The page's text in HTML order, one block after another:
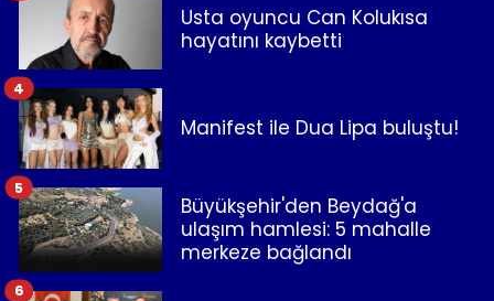
Usta oyuncu Can Kolukısa
hayatını kaybetti
Manifest ile Dua Lipa buluştu!
4
Büyükşehir'den Beydağ'a
ulaşım hamlesi: 5 mahalle
merkeze bağlandı
5
6